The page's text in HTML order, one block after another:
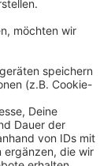
auch der
oder
Die NRW-
um so